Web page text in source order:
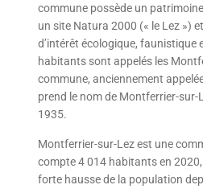
commune possède un
un site Natura 2000 (« le Lez »)
d’intérêt écologique, faunistique
habitants sont appelés les
commune, anciennement
prend le nom de Montferrier-sur-
1935.
Montferrier-sur-Lez est une
compte 4 014 habitants en
forte hausse de la population